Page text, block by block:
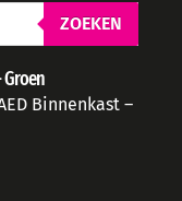
ZOEKEN
Groen
Binnenkast –